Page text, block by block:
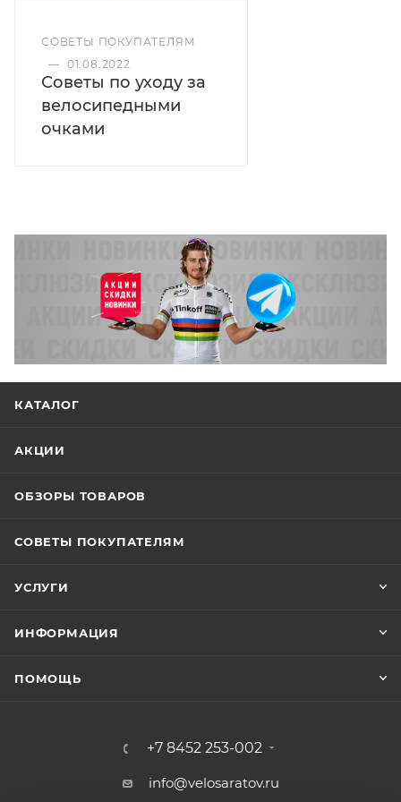
СОВЕТЫ ПОКУПАТЕЛЯМ
— 01.08.2022
Советы по уходу за
велосипедными
очками
КАТАЛОГ
АКЦИИ
ОБЗОРЫ ТОВАРОВ
СОВЕТЫ ПОКУПАТЕЛЯМ
УСЛУГИ
ИНФОРМАЦИЯ
ПОМОЩЬ
+7 8452 253-002
info@velosaratov.ru